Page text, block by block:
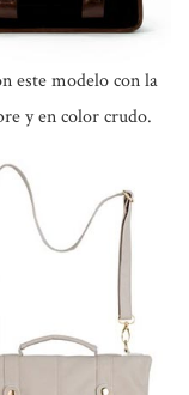
este modelo con la
y en color crudo.